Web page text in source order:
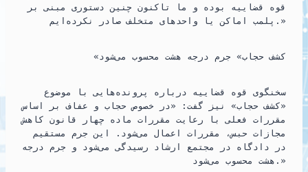
قوه قضاییه بوده و ما تاکنون چنین دستوری مبنی بر
پلمب اماکن یا واحدهای متخلف صادر نکرده‌ایم.»
«کشف حجاب» جرم درجه هشت محسوب می‌شود
سخنگوی قوه قضاییه درباره پرونده‌هایی با موضوع
«کشف حجاب» نیز گفت: «در خصوص حجاب و عفاف بر اساس
مقررات فعلی با رعایت مقررات ماده چهار قانون کاهش
مجازات حبس، مقررات اعمال می‌شود. این جرم مستقیم
در دادگاه در مجتمع ارشاد رسیدگی می‌شود و جرم درجه
هشت محسوب می‌شود.»